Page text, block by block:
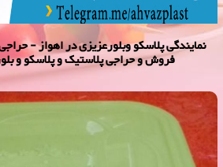
فروش و حراجی پلاستیک و پلاسکو و بلور تا50000